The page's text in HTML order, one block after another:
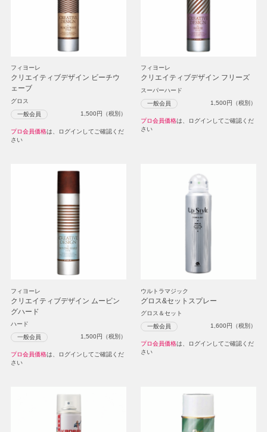
フィヨーレ
クリエイティブデザイン ビーチウ
ェーブ
グロス
一般会員 1,500円（税別）
プロ会員価格は、ログインしてご確認くだ
さい
フィヨーレ
クリエイティブデザイン フリーズ
スーパーハード
一般会員 1,500円（税別）
プロ会員価格は、ログインしてご確認くだ
さい
フィヨーレ
クリエイティブデザイン ムービン
グハード
ハード
一般会員 1,500円（税別）
プロ会員価格は、ログインしてご確認くだ
さい
ウルトラマジック
グロス&セットスプレー
グロス＆セット
一般会員 1,600円（税別）
プロ会員価格は、ログインしてご確認くだ
さい